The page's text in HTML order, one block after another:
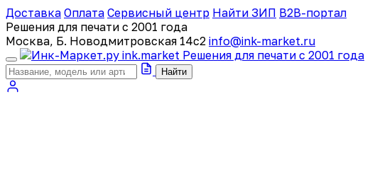
Доставка Оплата Сервисный центр Найти ЗИП B2B-портал
Решения для печати с 2001 года
Москва, Б. Новодмитровская 14с2 info@ink-market.ru
ink.market Решения для печати с 2001 года
Найти